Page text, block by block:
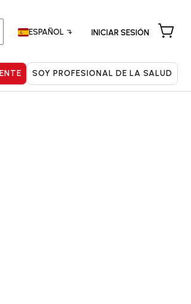
ESPAÑOL INICIAR SESIÓN